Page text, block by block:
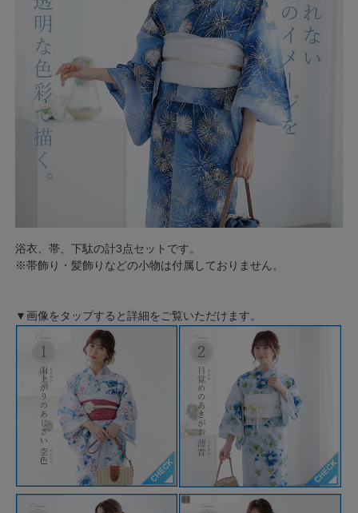
浴衣、帯、下駄の計3点セットです。
※帯飾り・髪飾りなどの小物は付属しておりません。
▼画像をタップすると詳細をご覧いただけます。